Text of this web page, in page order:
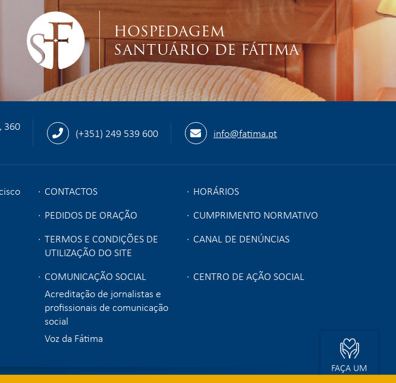
HOSPEDAGEM
SANTUÁRIO DE FÁTIMA
360
(+351) 249 539 600 info@fatima.pt
CONTACTOS
HORÁRIOS
PEDIDOS DE ORAÇÃO
CUMPRIMENTO NORMATIVO
TERMOS E CONDIÇÕES DE
UTILIZAÇÃO DO SITE
CANAL DE DENÚNCIAS
COMUNICAÇÃO SOCIAL
Acreditação de jornalistas e
profissionais de comunicação
social
Voz da Fátima
CENTRO DE AÇÃO SOCIAL
FAÇA UM
DONATIVO